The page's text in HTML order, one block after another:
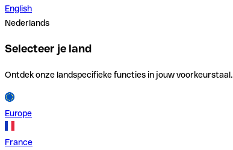
English
Nederlands
Selecteer je land
Ontdek onze landspecifieke functies in jouw voorkeurstaal.
Europe
France